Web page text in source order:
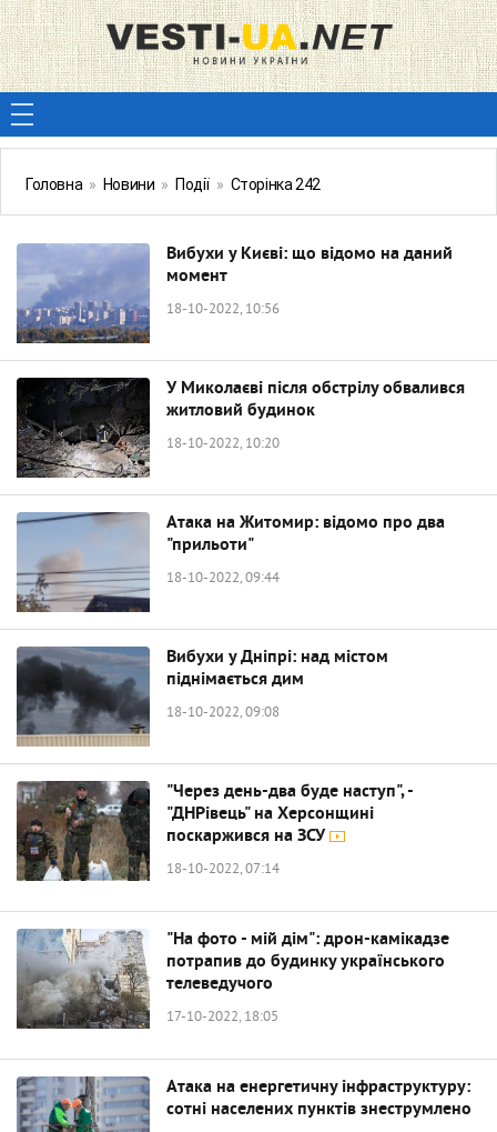
Головна » Новини » Події » Сторінка 242
Вибухи у Києві: що відомо на даний
момент
18-10-2022, 10:56
У Миколаєві після обстрілу обвалився
житловий будинок
18-10-2022, 10:20
Атака на Житомир: відомо про два
"прильоти"
18-10-2022, 09:44
Вибухи у Дніпрі: над містом
піднімається дим
18-10-2022, 09:08
"Через день-два буде наступ", -
"ДНРівець" на Херсонщині
поскаржився на ЗСУ
18-10-2022, 07:14
"На фото - мій дім": дрон-камікадзе
потрапив до будинку українського
телеведучого
17-10-2022, 18:05
Атака на енергетичну інфраструктуру:
сотні населених пунктів знеструмлено